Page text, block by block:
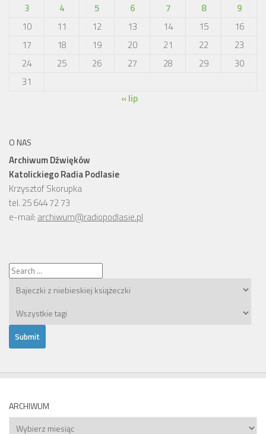
3
4 5 6 7 8
9
10
11 12 13 14 15
16
17
18 19 20 21 22
23
24
25 26 27 28 29
30
31
« lip
O NAS
Archiwum Dźwięków
Katolickiego Radia Podlasie
Krzysztof Skorupka
tel. 25 644 72 73
e-mail: archiwum@radiopodlasie.pl
ARCHIWUM
Archiwum